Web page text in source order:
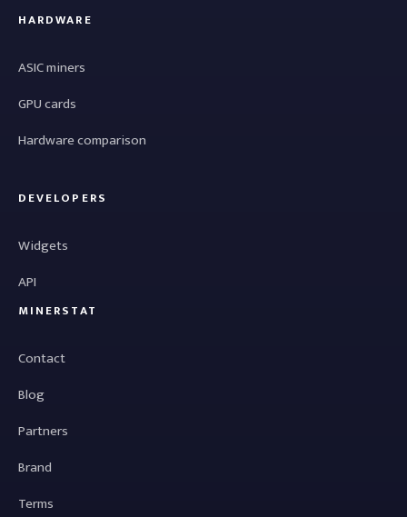
HARDWARE
ASIC miners
GPU cards
Hardware comparison
DEVELOPERS
Widgets
API
MINERSTAT
Contact
Blog
Partners
Brand
Terms